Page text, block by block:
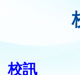
校訊